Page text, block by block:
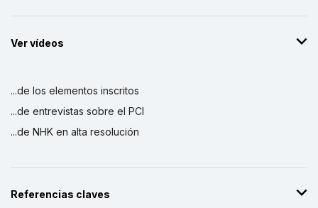
Ver vídeos
...de los elementos inscritos
...de entrevistas sobre el PCI
...de NHK en alta resolución
Referencias claves